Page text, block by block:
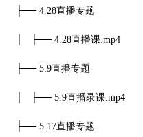
├── 4.28直播专题
│ ├── 4.28直播课.mp4
├── 5.9直播专题
│ ├── 5.9直播录课.mp4
├── 5.17直播专题